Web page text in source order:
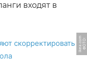
входят в
Ф
О
Т
О:
i
k
e
a.
c
o
m